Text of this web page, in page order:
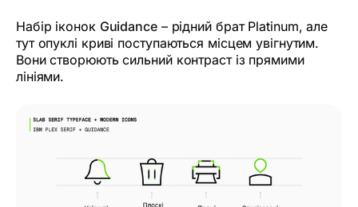
Набір іконок Guidance– рідний брат Platinum, але
тут опуклі криві поступаються місцем увігнутим.
Вони створюють сильний контраст із прямими
лініями.